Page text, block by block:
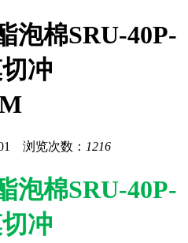
泡棉SRU-40P-
冲
浏览次数： 1216
泡棉SRU-40P-
冲